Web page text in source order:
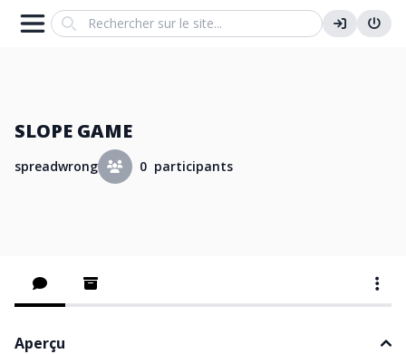
Search
SLOPE GAME
spreadwrong 0 participants
Aperçu